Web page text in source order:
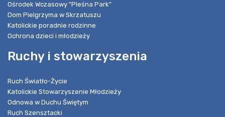
Ośrodek Wczasowy "Pleśna Park"
Dom Pielgrzyma w Skrzatuszu
Katolickie poradnie rodzinne
Ochrona dzieci i młodzieży
Ruchy i stowarzyszenia
Ruch Światło-Życie
Katolickie Stowarzyszenie Młodzieży
Odnowa w Duchu Świętym
Ruch Szensztacki